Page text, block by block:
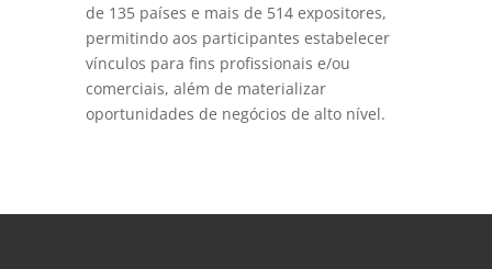
de 135 países e mais de 514 expositores,
permitindo aos participantes estabelecer
vínculos para fins profissionais e/ou
comerciais, além de materializar
oportunidades de negócios de alto nível.